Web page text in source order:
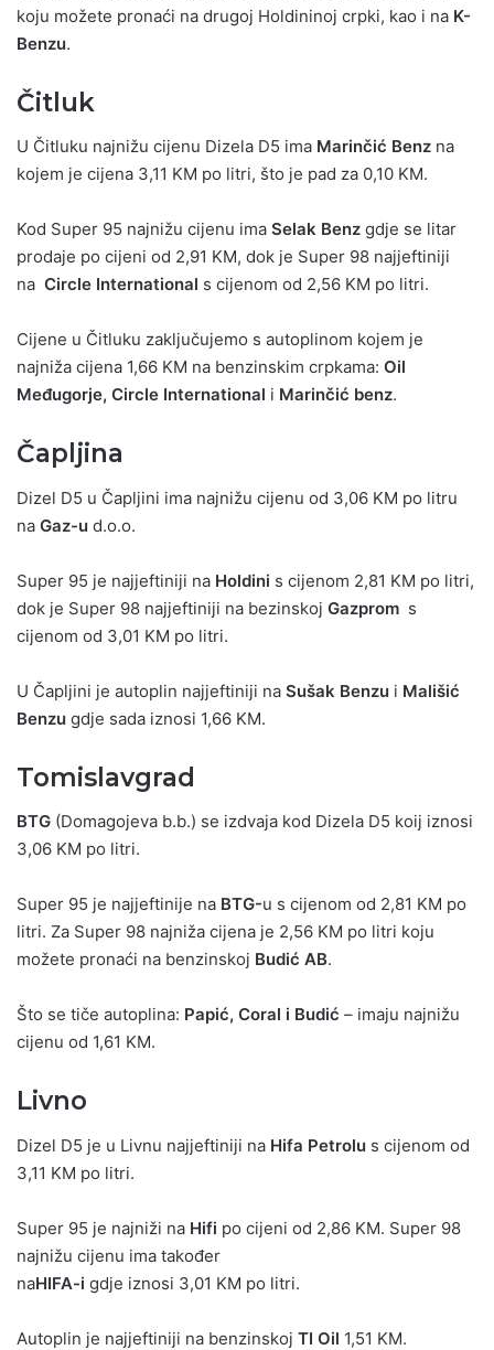
koju možete pronaći na drugoj Holdininoj crpki, kao i na K-
Benzu.
Čitluk
U Čitluku najnižu cijenu Dizela D5 ima Marinčić Benz na
kojem je cijena 3,11 KM po litri, što je pad za 0,10 KM.
Kod Super 95 najnižu cijenu ima Selak Benz gdje se litar
prodaje po cijeni od 2,91 KM, dok je Super 98 najjeftiniji
na Circle International s cijenom od 2,56 KM po litri.
Cijene u Čitluku zaključujemo s autoplinom kojem je
najniža cijena 1,66 KM na benzinskim crpkama: Oil
Međugorje, Circle International i Marinčić benz.
Čapljina
Dizel D5 u Čapljini ima najnižu cijenu od 3,06 KM po litru
na Gaz-u d.o.o.
Super 95 je najjeftiniji na Holdini s cijenom 2,81 KM po litri,
dok je Super 98 najjeftiniji na bezinskoj Gazprom s
cijenom od 3,01 KM po litri.
U Čapljini je autoplin najjeftiniji na Sušak Benzu i Mališić
Benzu gdje sada iznosi 1,66 KM.
Tomislavgrad
BTG (Domagojeva b.b.) se izdvaja kod Dizela D5 koij iznosi
3,06 KM po litri.
Super 95 je najjeftinije na BTG-u s cijenom od 2,81 KM po
litri. Za Super 98 najniža cijena je 2,56 KM po litri koju
možete pronaći na benzinskoj Budić AB.
Što se tiče autoplina: Papić, Coral i Budić – imaju najnižu
cijenu od 1,61 KM.
Livno
Dizel D5 je u Livnu najjeftiniji na Hifa Petrolu s cijenom od
3,11 KM po litri.
Super 95 je najniži na Hifi po cijeni od 2,86 KM. Super 98
najnižu cijenu ima također
naHIFA-i gdje iznosi 3,01 KM po litri.
Autoplin je najjeftiniji na benzinskoj TI Oil 1,51 KM.